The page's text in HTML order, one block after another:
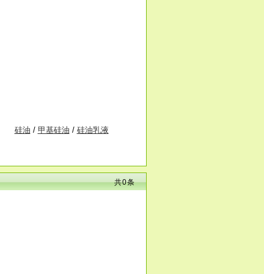
硅油 / 甲基硅油 / 硅油乳液
共0条